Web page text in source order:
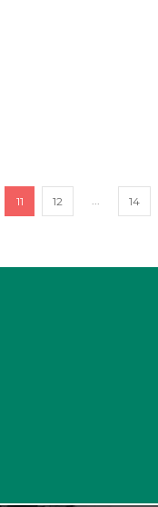
11 12 ... 14